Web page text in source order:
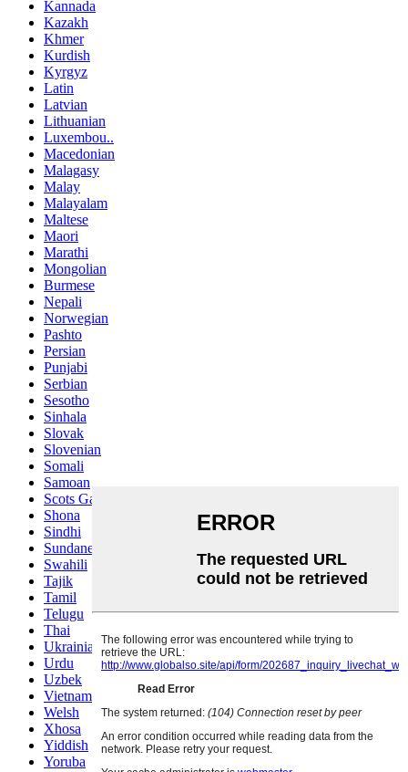
Kannada
Kazakh
Khmer
Kurdish
Kyrgyz
Latin
Latvian
Lithuanian
Luxembou..
Macedonian
Malagasy
Malay
Malayalam
Maltese
Maori
Marathi
Mongolian
Burmese
Nepali
Norwegian
Pashto
Persian
Punjabi
Serbian
Sesotho
Sinhala
Slovak
Slovenian
Somali
Samoan
Scots Gaelic
Shona
Sindhi
Sundanese
Swahili
Tajik
Tamil
Telugu
Thai
Ukrainian
Urdu
Uzbek
Vietnamese
Welsh
Xhosa
Yiddish
Yoruba